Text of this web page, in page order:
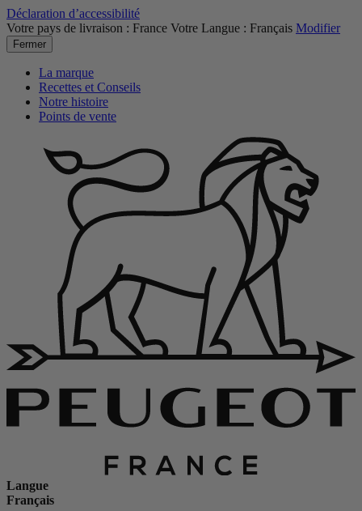
Déclaration d’accessibilité
Votre pays de livraison : France Votre Langue : Français Modifier
Fermer
La marque
Recettes et Conseils
Notre histoire
Points de vente
Langue
Français